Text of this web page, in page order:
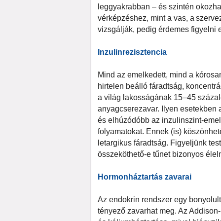
leggyakrabban – és szintén
vérképzéshez, mint a vas, a
vizsgálják, pedig érdemes figyelni
Inzulinrezisztencia
Mind az emelkedett, mind a
hirtelen beálló fáradtság,
a világ lakosságának 15–45
anyagcserezavar. Ilyen
és elhúzódóbb az inzulinszint-
folyamatokat. Ennek (is)
letargikus fáradtság. Figyeljünk
összeköthető-e tűnet bizonyos
Hormonháztartás zavarai
Az endokrin rendszer egy
tényező zavarhat meg. Az